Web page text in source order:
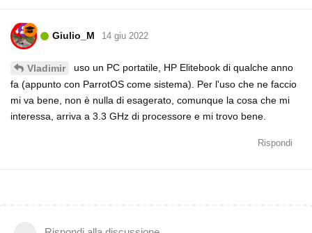
Giulio_M 14 giu 2022
Vladimir
uso un PC portatile, HP Elitebook di qualche anno
fa (appunto con ParrotOS come sistema). Per l'uso che ne faccio
mi va bene, non è nulla di esagerato, comunque la cosa che mi
interessa, arriva a 3.3 GHz di processore e mi trovo bene.
Rispondi